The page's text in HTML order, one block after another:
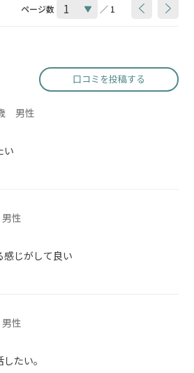
ページ数 ／ 1
口コミを投稿する
男性
い
性
じがして良い
性
たい。